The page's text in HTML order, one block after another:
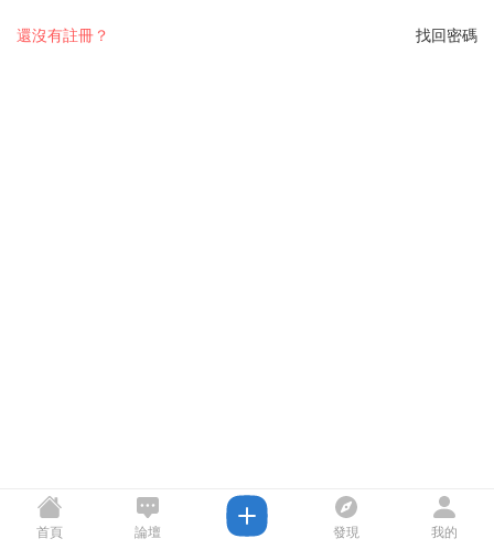
找回密碼
還沒有註冊？
首頁 論壇 發現 我的